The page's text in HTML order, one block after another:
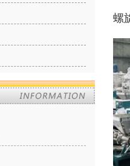
螺